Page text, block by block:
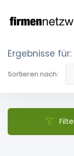
Ergebnisse für:
Sortieren nach: